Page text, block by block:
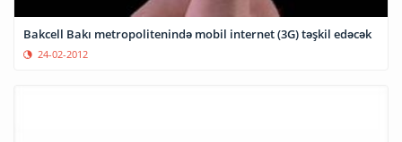
Bakcell Bakı metropolitenində mobil internet (3G) təşkil edəcək
24-02-2012